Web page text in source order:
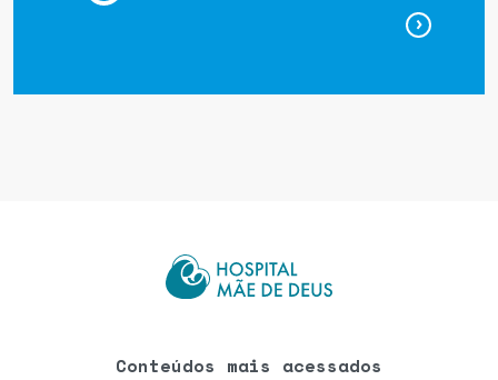
para
Conteúdos mais acessados